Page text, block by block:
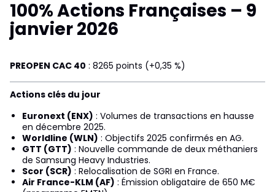
100% Actions Françaises – 9
janvier 2026
PREOPEN CAC 40 : 8265 points (+0,35 %)
Actions clés du jour
Euronext (ENX) : Volumes de transactions en hausse
en décembre 2025.
Worldline (WLN) : Objectifs 2025 confirmés en AG.
GTT (GTT) : Nouvelle commande de deux méthaniers
de Samsung Heavy Industries.
Scor (SCR) : Relocalisation de SGRI en France.
Air France-KLM (AF) : Émission obligataire de 650 M€